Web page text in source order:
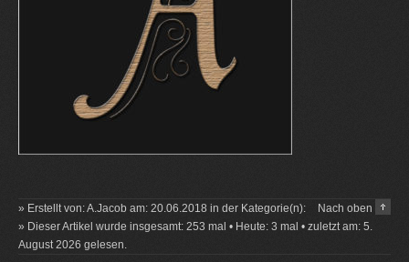
Nach oben
» Erstellt von: A.Jacob am: 20.06.2018 in der Kategorie(n):
» Dieser Artikel wurde insgesamt: 253 mal • Heute: 3 mal • zuletzt am: 5.
August 2026 gelesen.